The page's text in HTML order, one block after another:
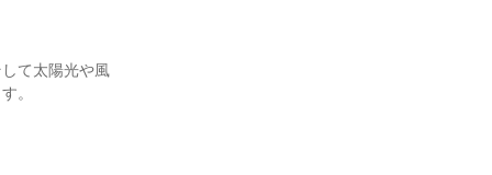
て太陽光や風
。